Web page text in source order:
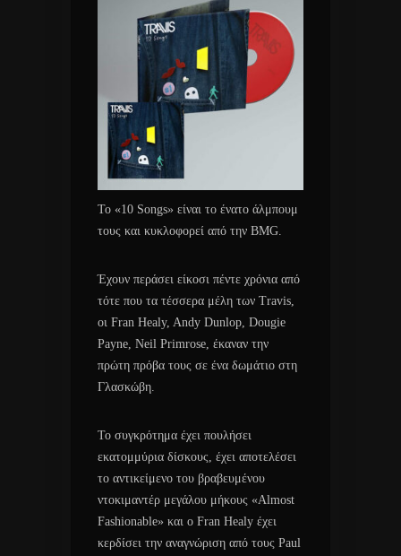
Το «10 Songs» είναι το ένατο άλμπουμ
τους και κυκλοφορεί από την BMG.
Έχουν περάσει είκοσι πέντε χρόνια από
τότε που τα τέσσερα μέλη των Travis,
οι Fran Healy, Andy Dunlop, Dougie
Payne, Neil Primrose, έκαναν την
πρώτη πρόβα τους σε ένα δωμάτιο στη
Γλασκώβη.
Το συγκρότημα έχει πουλήσει
εκατομμύρια δίσκους, έχει αποτελέσει
το αντικείμενο του βραβευμένου
ντοκιμαντέρ μεγάλου μήκους «Almost
Fashionable» και ο Fran Healy έχει
κερδίσει την αναγνώριση από τους Paul